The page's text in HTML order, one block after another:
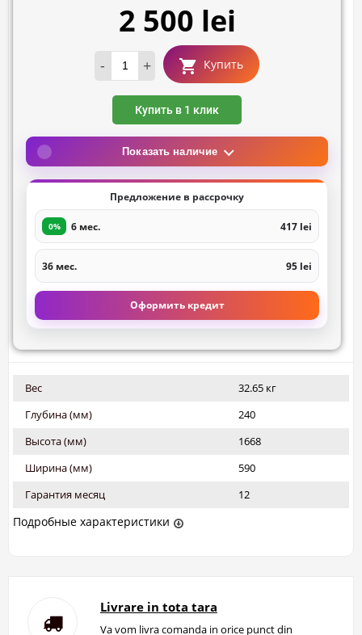
2 500 lei
- + Купить
Купить в 1 клик
Показать наличие
Предложение в рассрочку
0% 6 мес. 417 lei
36 мес. 95 lei
Оформить кредит
Вес
32.65 кг
Глубина (мм)
240
Высота (мм)
1668
Ширина (мм)
590
Гарантия месяц
12
Подробные характеристики
Livrare in tota tara
Va vom livra comanda in orice punct din